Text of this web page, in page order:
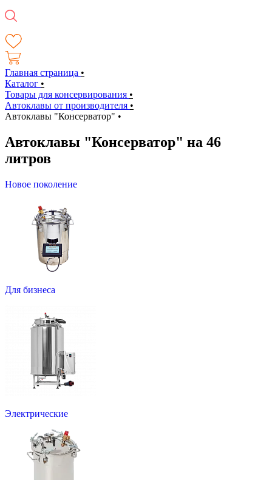
Главная страница •
Каталог •
Товары для консервирования •
Автоклавы от производителя •
Автоклавы "Консерватор" •
Автоклавы "Консерватор" на 46
литров
Новое поколение
Для бизнеса
Электрические